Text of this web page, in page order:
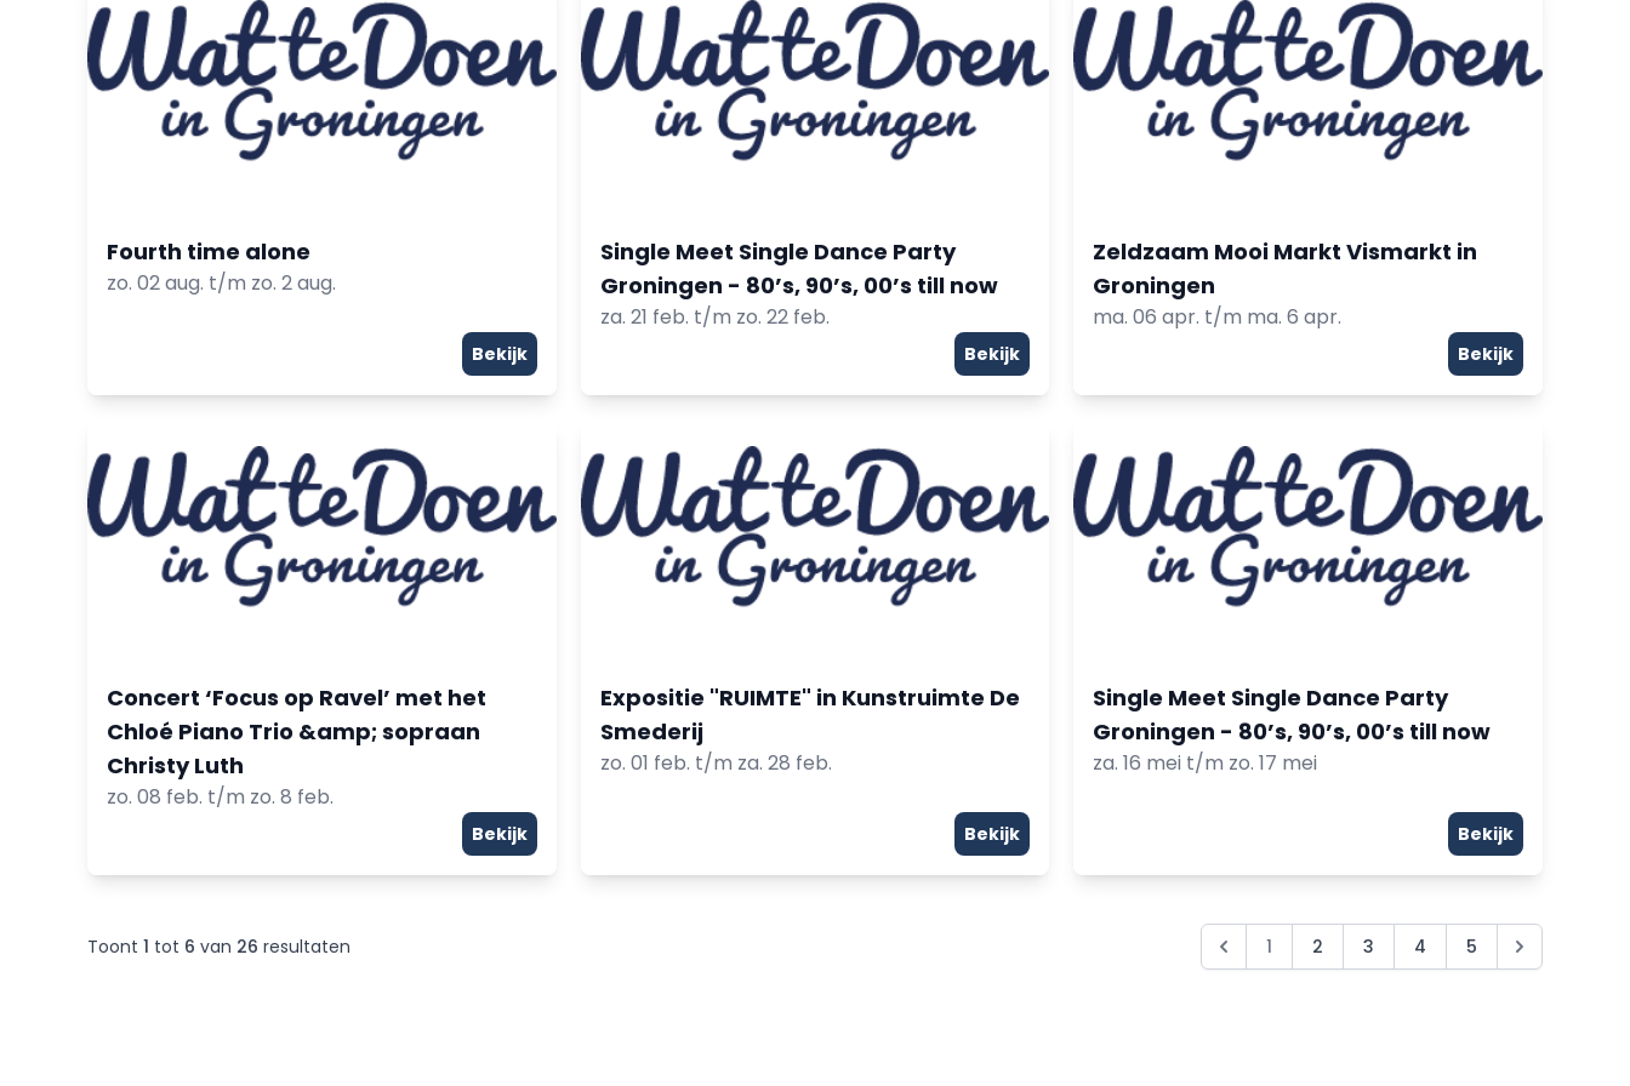
Fourth time alone
zo. 02 aug. t/m zo. 2 aug.
Bekijk
Single Meet Single Dance Party
Groningen - 80’s, 90’s, 00’s till now
za. 21 feb. t/m zo. 22 feb.
Bekijk
Zeldzaam Mooi Markt Vismarkt in
Groningen
ma. 06 apr. t/m ma. 6 apr.
Bekijk
Concert ‘Focus op Ravel’ met het
Chloé Piano Trio &amp; sopraan
Christy Luth
zo. 08 feb. t/m zo. 8 feb.
Bekijk
Expositie "RUIMTE" in Kunstruimte De
Smederij
zo. 01 feb. t/m za. 28 feb.
Bekijk
Single Meet Single Dance Party
Groningen - 80’s, 90’s, 00’s till now
za. 16 mei t/m zo. 17 mei
Bekijk
Toont 1 tot 6 van 26 resultaten 1 2 3 4 5